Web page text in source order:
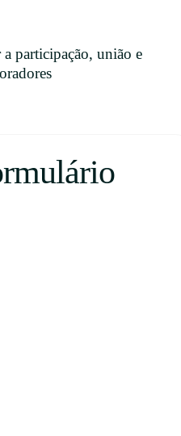
participação, união e